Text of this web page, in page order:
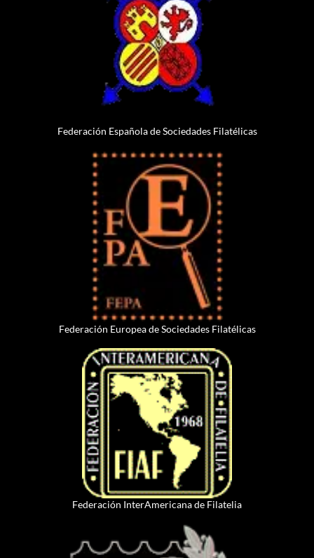
Federación Española de Sociedades Filatélicas
Federación Europea de Sociedades Filatélicas
Federación InterAmericana de Filatelia